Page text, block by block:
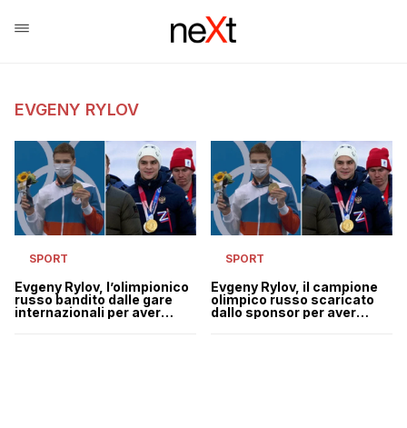
EVGENY RYLOV
SPORT
Evgeny Rylov, l’olimpionico
russo bandito dalle gare
internazionali per aver
SPORT
Evgeny Rylov, il campione
olimpico russo scaricato
dallo sponsor per aver